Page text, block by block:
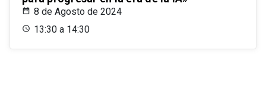
8 de Agosto de 2024
13:30 a 14:30